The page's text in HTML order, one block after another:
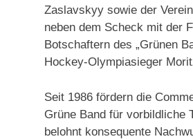
Zaslavskyy sowie der
neben dem Scheck mit der
Botschaftern des „Grünen
Hockey-Olympiasieger
Seit 1986 fördern die
Grüne Band für vorbildliche
belohnt konsequente